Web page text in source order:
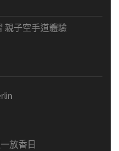
親子空手道體驗
放香日